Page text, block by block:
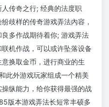
传奇之行; 经典的法度职
歧样的传奇游戏弄法內容，
多作战期待着你; 游戏弄法
机作战，可以或许坠落设备
换取金币，进行商业的生
此外游戏玩家组成一个精美
纵能力，给你获得最强的战
版本游戏弄法长短常丰硕多